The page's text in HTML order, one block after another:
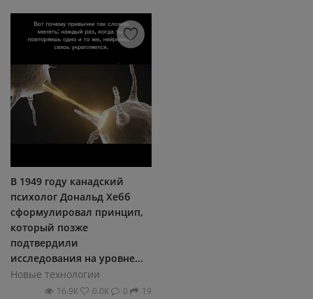
В 1949 году канадский
психолог Дональд Хебб
сформулировал принцип,
который позже
подтвердили
исследования на уровне...
Новые технологии
16.9К 0.0К 0 19